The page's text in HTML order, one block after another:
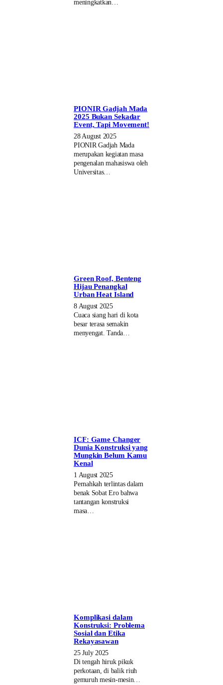
meningkatkan…
PIONIR Gadjah Mada
2025 Bukan Sekadar
Event, Tapi Movement!
28 August 2025
PIONIR Gadjah Mada
merupakan kegiatan masa
pengenalan mahasiswa oleh
Universitas…
Green Roof, Benteng
Hijau Penangkal
Urban Heat Island
8 August 2025
Cuaca siang hari di kota
besar terasa semakin
menyengat. Tanda…
ICF: Game Changer
Dunia Konstruksi yang
Mungkin Belum Kamu
Kenal
1 August 2025
Pernahkah terlintas dalam
benak Sobat Ero bahwa
tantangan konstruksi
masa…
Komplikasi dalam
Konstruksi: Problema
Sosial dan Etika
Rekayasawan
25 July 2025
Di tengah hiruk pikuk
perkotaan, di balik riuh
gemuruh mesin-mesin…